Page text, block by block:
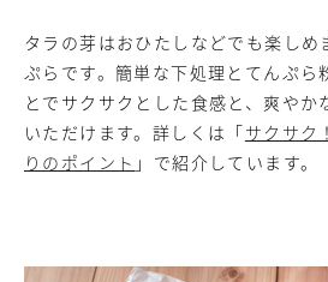
タラの芽はおひたしなどでも楽しめ
ぷらです。簡単な下処理とてんぷら
とでサクサクとした食感と、爽やか
いただけます。詳しくは「サクサク
りのポイント 」で紹介しています。